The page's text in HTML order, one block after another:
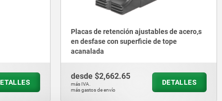
Placas de retención ajustables de acero,s
en desfase con superficie de tope
acanalada
desde $2,662.65
más IVA.
más gastos de envío
DETALLES